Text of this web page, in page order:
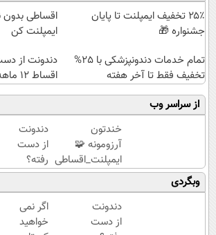
۲۵٪ تخفیف ایمپلنت تا پایان
جشنواره 🎁
اقساطی
ایمپلنت کن
تمام خدمات دندونپزشکی با 25%
تخفیف فقط تا آخر هفته
دندونت از
اقساط ۱۲ ماهه راه حلشه
از سراسر وب
خندتون
آرزومونه 🧩
ایمپلنت_اقساطی
🧩بدون_ضامن
🧩روکش_رایگان
دندونت
از دست
رفته؟
ایمپلنت
با
اقساط
۱۲
وبگردی
دندونت
از دست
اگر نمی
خواهید